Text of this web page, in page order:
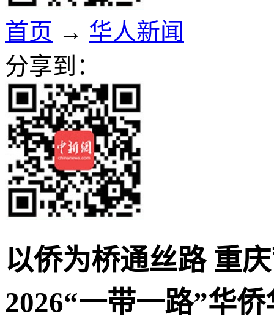
首页 → 华人新闻
分享到：
以侨为桥通丝路 重
2026“一带一路”华